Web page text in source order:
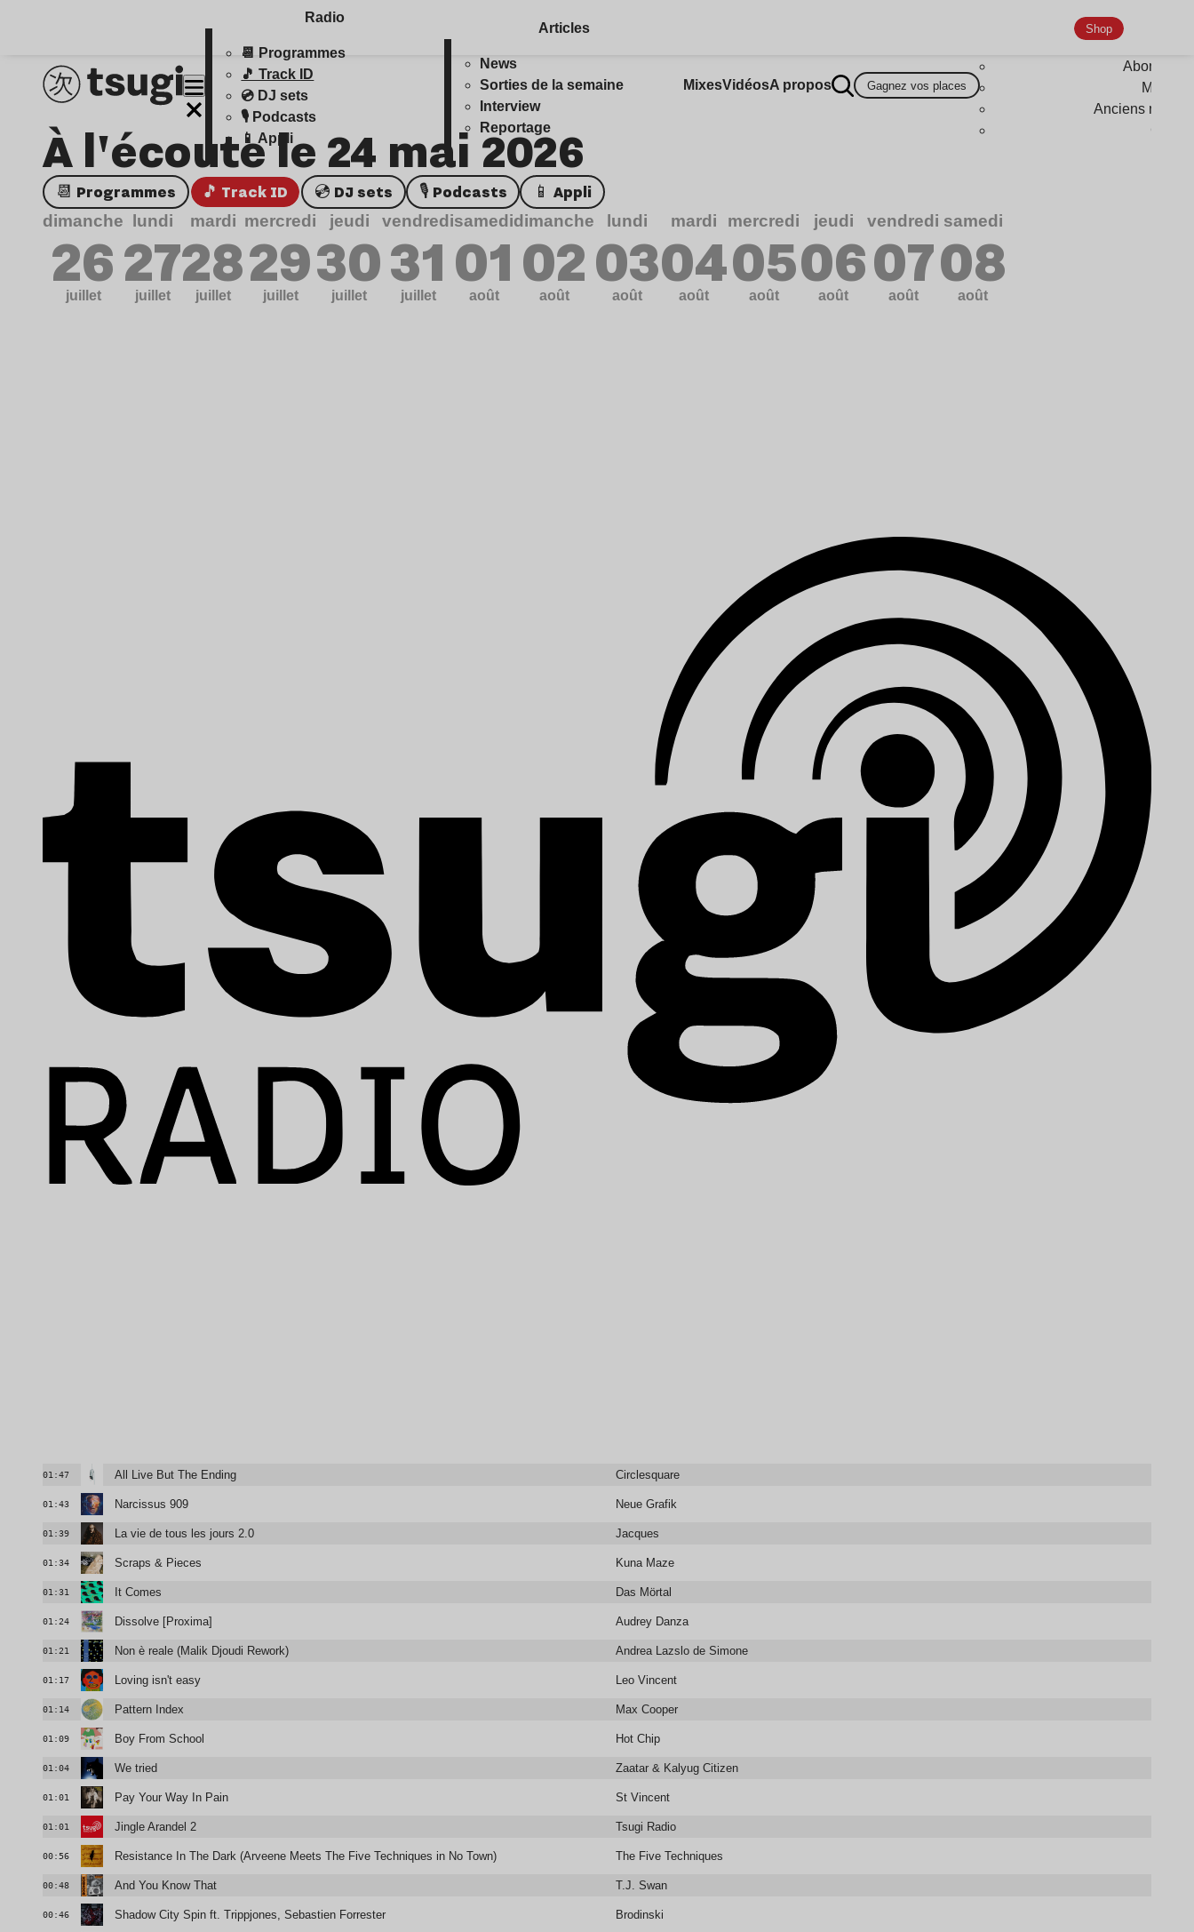
Radio
📆 Programmes
🎵 Track ID
💿 DJ sets
🎙️ Podcasts
📱 Appli
Articles
News
Sorties de la semaine
Interview
Reportage
MixesVidéosA propos Gagnez vos places
Shop
Anciens
À l'écoute le 24 mai 2026
📆 Programmes 🎵 Track ID 💿 DJ sets 🎙️ Podcasts 📱 Appli
dimanche
26
juillet
lundi
27
juillet
mardi
28
juillet
mercredi
29
juillet
jeudi
30
juillet
vendredi
31
juillet
samedi
01
août
dimanche
02
août
lundi
03
août
mardi
04
août
mercredi
05
août
jeudi
06
août
vendredi
07
août
samedi
08
août
01:47 All Live But The Ending Circlesquare
01:43 Narcissus 909 Neue Grafik
01:39 La vie de tous les jours 2.0 Jacques
01:34 Scraps & Pieces Kuna Maze
01:31 It Comes Das Mörtal
01:24 Dissolve [Proxima] Audrey Danza
01:21 Non è reale (Malik Djoudi Rework) Andrea Lazslo de Simone
01:17 Loving isn't easy Leo Vincent
01:14 Pattern Index Max Cooper
01:09 Boy From School Hot Chip
01:04 We tried Zaatar & Kalyug Citizen
01:01 Pay Your Way In Pain St Vincent
01:01 Jingle Arandel 2 Tsugi Radio
00:56 Resistance In The Dark (Arveene Meets The Five Techniques in No Town) The Five Techniques
00:48 And You Know That T.J. Swan
00:46 Shadow City Spin ft. Trippjones, Sebastien Forrester Brodinski